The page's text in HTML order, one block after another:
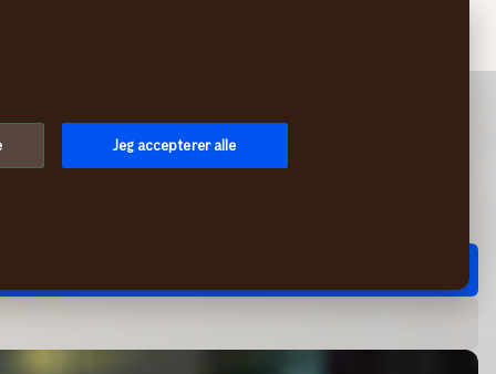
Jeg accepterer alle